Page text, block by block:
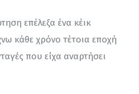
επέλεξα ένα κέικ
κάθε χρόνο τέτοια εποχή
που είχα αναρτήσει